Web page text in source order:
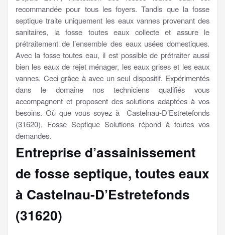
recommandée pour tous les foyers. Tandis que la fosse
septique traite uniquement les eaux vannes provenant des
sanitaires, la fosse toutes eaux collecte et assure le
prétraitement de l’ensemble des eaux usées domestiques.
Avec la fosse toutes eau, il est possible de prétraiter aussi
bien les eaux de rejet ménager, les eaux grises et les eaux
vannes. Ceci grâce à avec un seul dispositif. Expérimentés
dans le domaine nos techniciens qualifiés vous
accompagnent et proposent des solutions adaptées à vos
besoins. Où que vous soyez à Castelnau-D’Estretefonds
(31620), Fosse Septique Solutions répond à toutes vos
demandes.
Entreprise d’assainissement
de fosse septique, toutes eaux
à Castelnau-D’Estretefonds
(31620)